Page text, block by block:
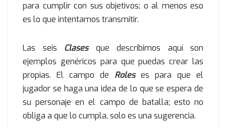
para cumplir con sus objetivos; o al menos eso
es lo que intentamos transmitir.
Las seis Clasesque describimos aquí son
ejemplos genéricos para que puedas crear las
propias. El campo de Roleses para que el
jugador se haga una idea de lo que se espera de
su personaje en el campo de batalla; esto no
obliga a que lo cumpla, solo es una sugerencia.